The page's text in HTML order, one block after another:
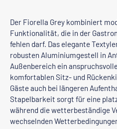
Der Fiorella Grey kombiniert
Funktionalität, die in der
fehlen darf. Das elegante
robusten Aluminiumgestell in
Außenbereich ein
komfortablen Sitz- und
Gäste auch bei längeren
Stapelbarkeit sorgt für eine
während die wetterbeständige
wechselnden